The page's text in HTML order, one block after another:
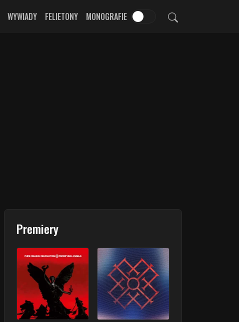
WYWIADY FELIETONY MONOGRAFIE
Premiery